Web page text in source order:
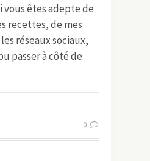
vous êtes adepte de
recettes, de mes
réseaux sociaux,
passer à côté de
0